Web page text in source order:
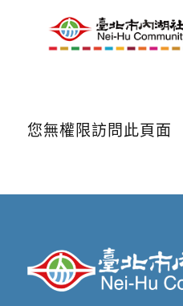
您無權限訪問此頁面